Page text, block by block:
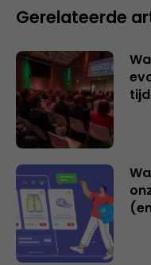
Gerelateerde